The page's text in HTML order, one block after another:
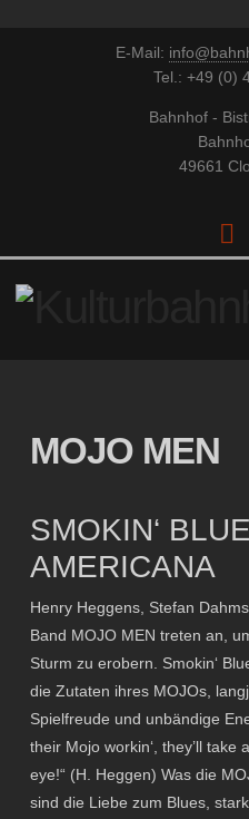
E-Mail:
Tel.: +49 (0)
Bahnhof -
49661
MOJO MEN
SMOKIN‘
AMERICANA
Henry Heggens, Stefan
Band MOJO MEN treten an,
Sturm zu erobern. Smokin‘
die Zutaten ihres MOJOs,
Spielfreude und unbändige
their Mojo workin‘, they’ll
eye!“ (H. Heggen) Was die
sind die Liebe zum Blues,